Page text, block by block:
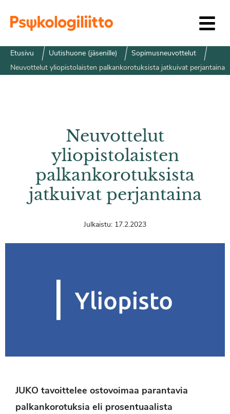
Etusivu Uutishuone (jäsenille)
Sopimusneuvottelut
Neuvottelut yliopistolaisten palkankorotuksista jatkuivat perjantaina
Neuvottelut
yliopistolaisten
palkankorotuksista
jatkuivat perjantaina
Julkaistu: 17.2.2023
JUKO tavoittelee ostovoimaa parantavia
palkankorotuksia eli prosentuaalista